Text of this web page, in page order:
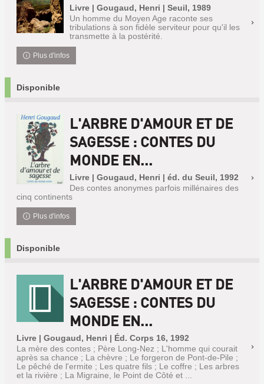
Livre | Gougaud, Henri | Seuil, 1989
Un homme du Moyen Age raconte ses
tribulations à son fidèle serviteur pour qu'il les
transmette à la postérité.
Plus d'infos
Disponible
L'ARBRE D'AMOUR ET DE
SAGESSE : CONTES DU
MONDE EN...
Livre | Gougaud, Henri | éd. du Seuil, 1992
Des contes anonymes parfois millénaires des
cinq continents
Plus d'infos
Disponible
L'ARBRE D'AMOUR ET DE
SAGESSE : CONTES DU
MONDE EN...
Livre | Gougaud, Henri | Éd. Corps 16, 1992
La mère des contes ; Père Long-Nez ; L'homme qui courait
après sa chance ; La chèvre ; Le forgeron de Pont-de-Pile ;
Le pêché de l'ermite ; Les quatre fils ; Le coffre ; Les arbres
et la rivière ; La Migraine, le Point de Côté et ...